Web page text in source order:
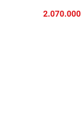
2.070.000